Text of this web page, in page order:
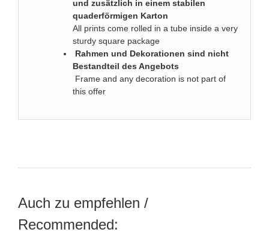
und zusätzlich in einem stabilen
quaderförmigen Karton
All prints come rolled in a tube inside a very
sturdy square package
Rahmen und Dekorationen sind nicht
Bestandteil des Angebots
Frame and any decoration is not part of
this offer
Auch zu empfehlen /
Recommended: